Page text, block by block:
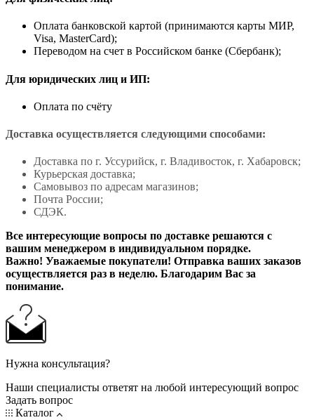
Оплата банковской картой (принимаются карты МИР,
Visa, MasterCard);
Переводом на счет в Российском банке (Сбербанк);
Для юридических лиц и ИП:
Оплата по счёту
Доставка осуществляется следующими способами:
Доставка по г. Уссурийск, г. Владивосток, г. Хабаровск;
Курьерская доставка;
Самовывоз по адресам магазинов;
Почта России;
СДЭК.
Все интересующие вопросы по доставке решаются с
вашим менеджером в индивидуальном порядке.
Важно! Уважаемые покупатели! Отправка ваших заказов
осуществляется раз в неделю. Благодарим Вас за
понимание.
Нужна консультация?
Наши специалисты ответят на любой интересующий вопрос
Задать вопрос
Каталог